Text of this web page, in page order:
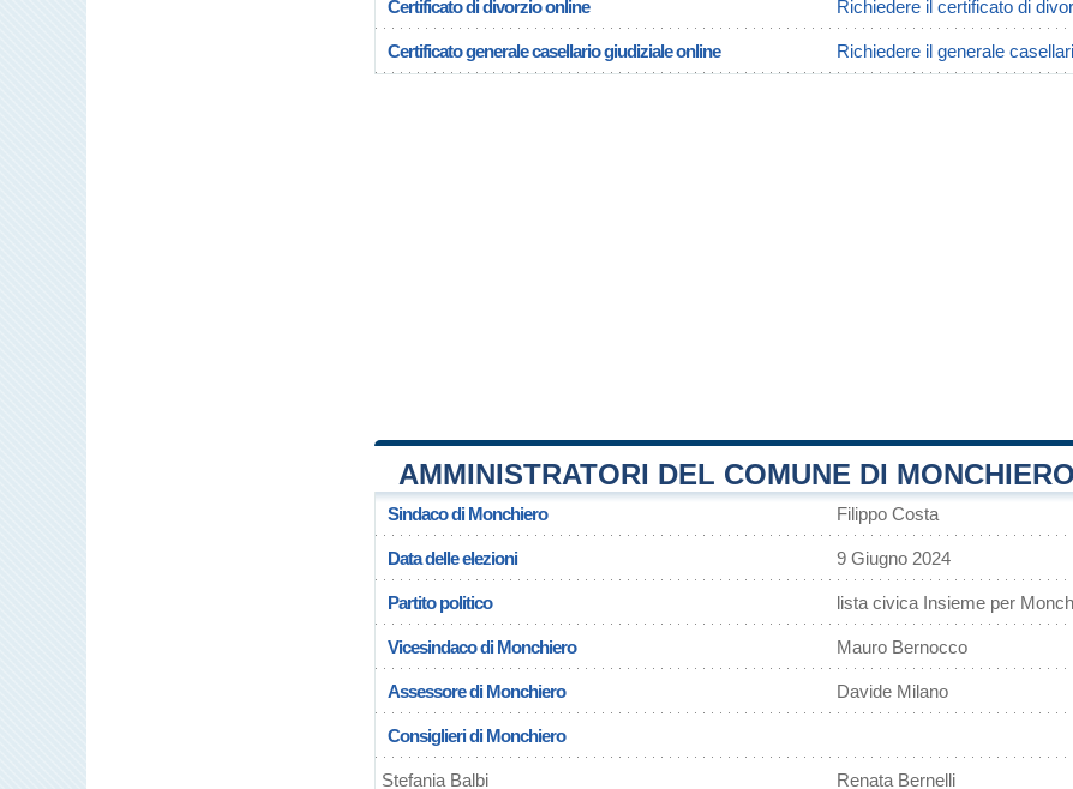
Certificato di divorzio online Richiedere il certificato di
Certificato generale casellario giudiziale online Richiedere il generale
AMMINISTRATORI DEL COMUNE DI MONCHIERO
Sindaco di Monchiero Filippo Costa
Data delle elezioni 9 Giugno 2024
Partito politico lista civica Insieme per
Vicesindaco di Monchiero Mauro Bernocco
Assessore di Monchiero Davide Milano
Consiglieri di Monchiero
Stefania Balbi Renata Bernelli